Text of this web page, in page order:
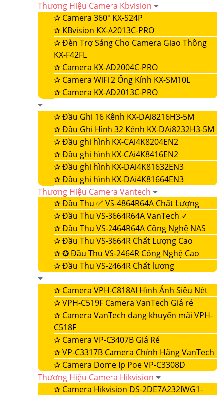
Thương Hiệu Camera Kbvision
✰ Camera 360° KX-S24P
✰ KBvision KX-A2013C-PRO
✰Đèn Trợ Sáng Cho Camera Giao Thông
KX-F42FL
✰ Camera KX-AD2004C-PRO
✰ Camera WiFi 2 Ống Kính KX-SM10L
✰ Camera KX-AD2013C-PRO
✰Đầu Ghi 16 Kênh KX-DAi8216H3-5M
✰Đầu Ghi Hình 32 Kênh KX-DAi8232H3-5M
✰Đầu ghi hình KX-CAi4K8204EN2
✰Đầu ghi hình KX-CAi4K8416EN2
✰Đầu ghi hình KX-DAi4K81632EN3
✰Đầu ghi hình KX-DAi4K81664EN3
Thương Hiệu Camera Vantech
✰Đầu Thu ✅ VS-4864R64A Chất Lượng
✰Đầu Thu VS-3664R64A VanTech ✓
✰Đầu Thu VS-2464R64A Công Nghệ NAS
✰Đầu Thu VS-3664R Chất Lượng Cao
✰✪ Đầu Thu VS-2464R Công Nghệ Cao
✰Đầu Thu VS-2464R Chất lương
✰ Camera VPH-C818AI Hình Ảnh Siêu Nét
✰VPH-C519F Camera VanTech Giá rẻ
✰ Camera VanTech đang khuyến mãi VPH-
C518F
✰ Camera VP-C3407B Giá Rẻ
✰VP-C3317B Camera Chính Hãng VanTech
✰ Camera Dome Ip Poe VP-C3308D
Thương Hiệu Camera Hikvision
✰ Camera Hikvision DS-2DE7A232IWG1-